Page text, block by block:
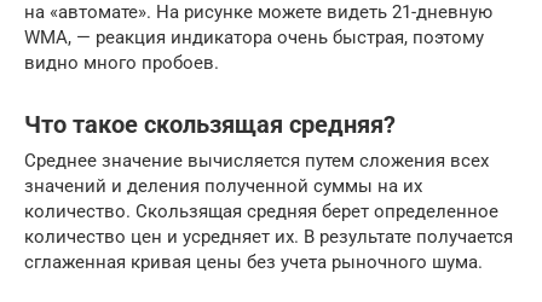
на «автомате». На рисунке можете видеть 21-дневную
WMA, — реакция индикатора очень быстрая, поэтому
видно много пробоев.
Что такое скользящая средняя?
Среднее значение вычисляется путем сложения всех
значений и деления полученной суммы на их
количество. Скользящая средняя берет определенное
количество цен и усредняет их. В результате получается
сглаженная кривая цены без учета рыночного шума.